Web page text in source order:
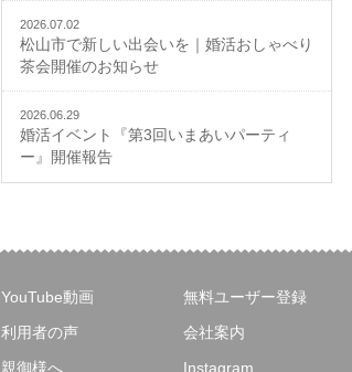
2026.07.02
松山市で新しい出会いを｜婚活おしゃべり
茶会開催のお知らせ
2026.06.29
婚活イベント『第3回いまあいパーティ
ー』開催報告
YouTube動画
利用者の声
親御様へ
無料ユーザー登録
会社案内
Instagram